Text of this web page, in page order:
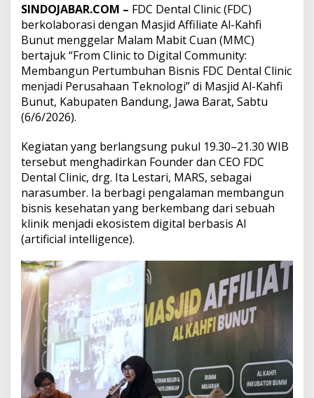
l
d
i
M
a
b
i
t
n
M
a
s
i
d
A
i
i
a
t
e
A
l
-
K
a
SINDOJABAR.COM – FDC Dental Clinic (FDC)
berkolaborasi dengan Masjid Affiliate Al-Kahfi
Bunut menggelar Malam Mabit Cuan (MMC)
bertajuk “From Clinic to Digital Community:
Membangun Pertumbuhan Bisnis FDC Dental Clinic
menjadi Perusahaan Teknologi” di Masjid Al-Kahfi
Bunut, Kabupaten Bandung, Jawa Barat, Sabtu
(6/6/2026).
Kegiatan yang berlangsung pukul 19.30–21.30 WIB
tersebut menghadirkan Founder dan CEO FDC
Dental Clinic, drg. Ita Lestari, MARS, sebagai
narasumber. Ia berbagi pengalaman membangun
bisnis kesehatan yang berkembang dari sebuah
klinik menjadi ekosistem digital berbasis AI
(artificial intelligence).